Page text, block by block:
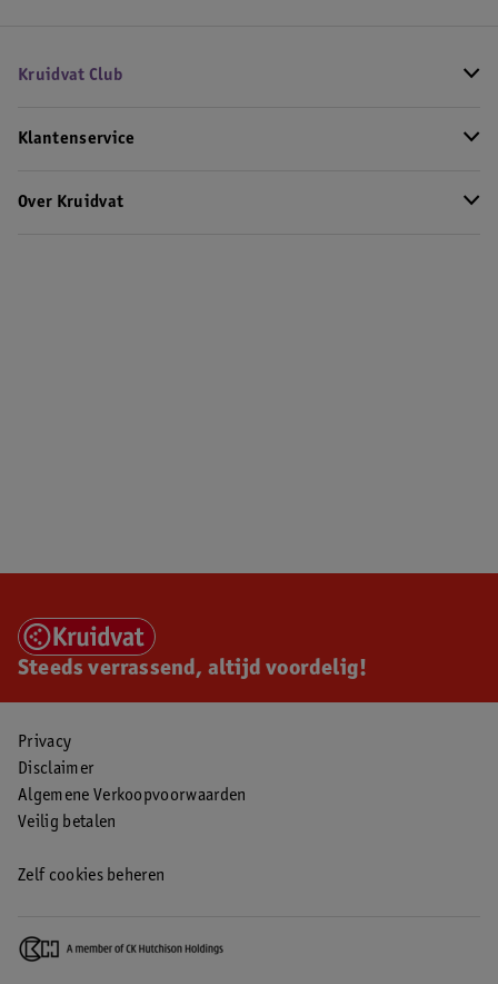
Kruidvat Club
Klantenservice
Over Kruidvat
Steeds verrassend, altijd voordelig!
Privacy
Disclaimer
Algemene Verkoopvoorwaarden
Veilig betalen
Zelf cookies beheren